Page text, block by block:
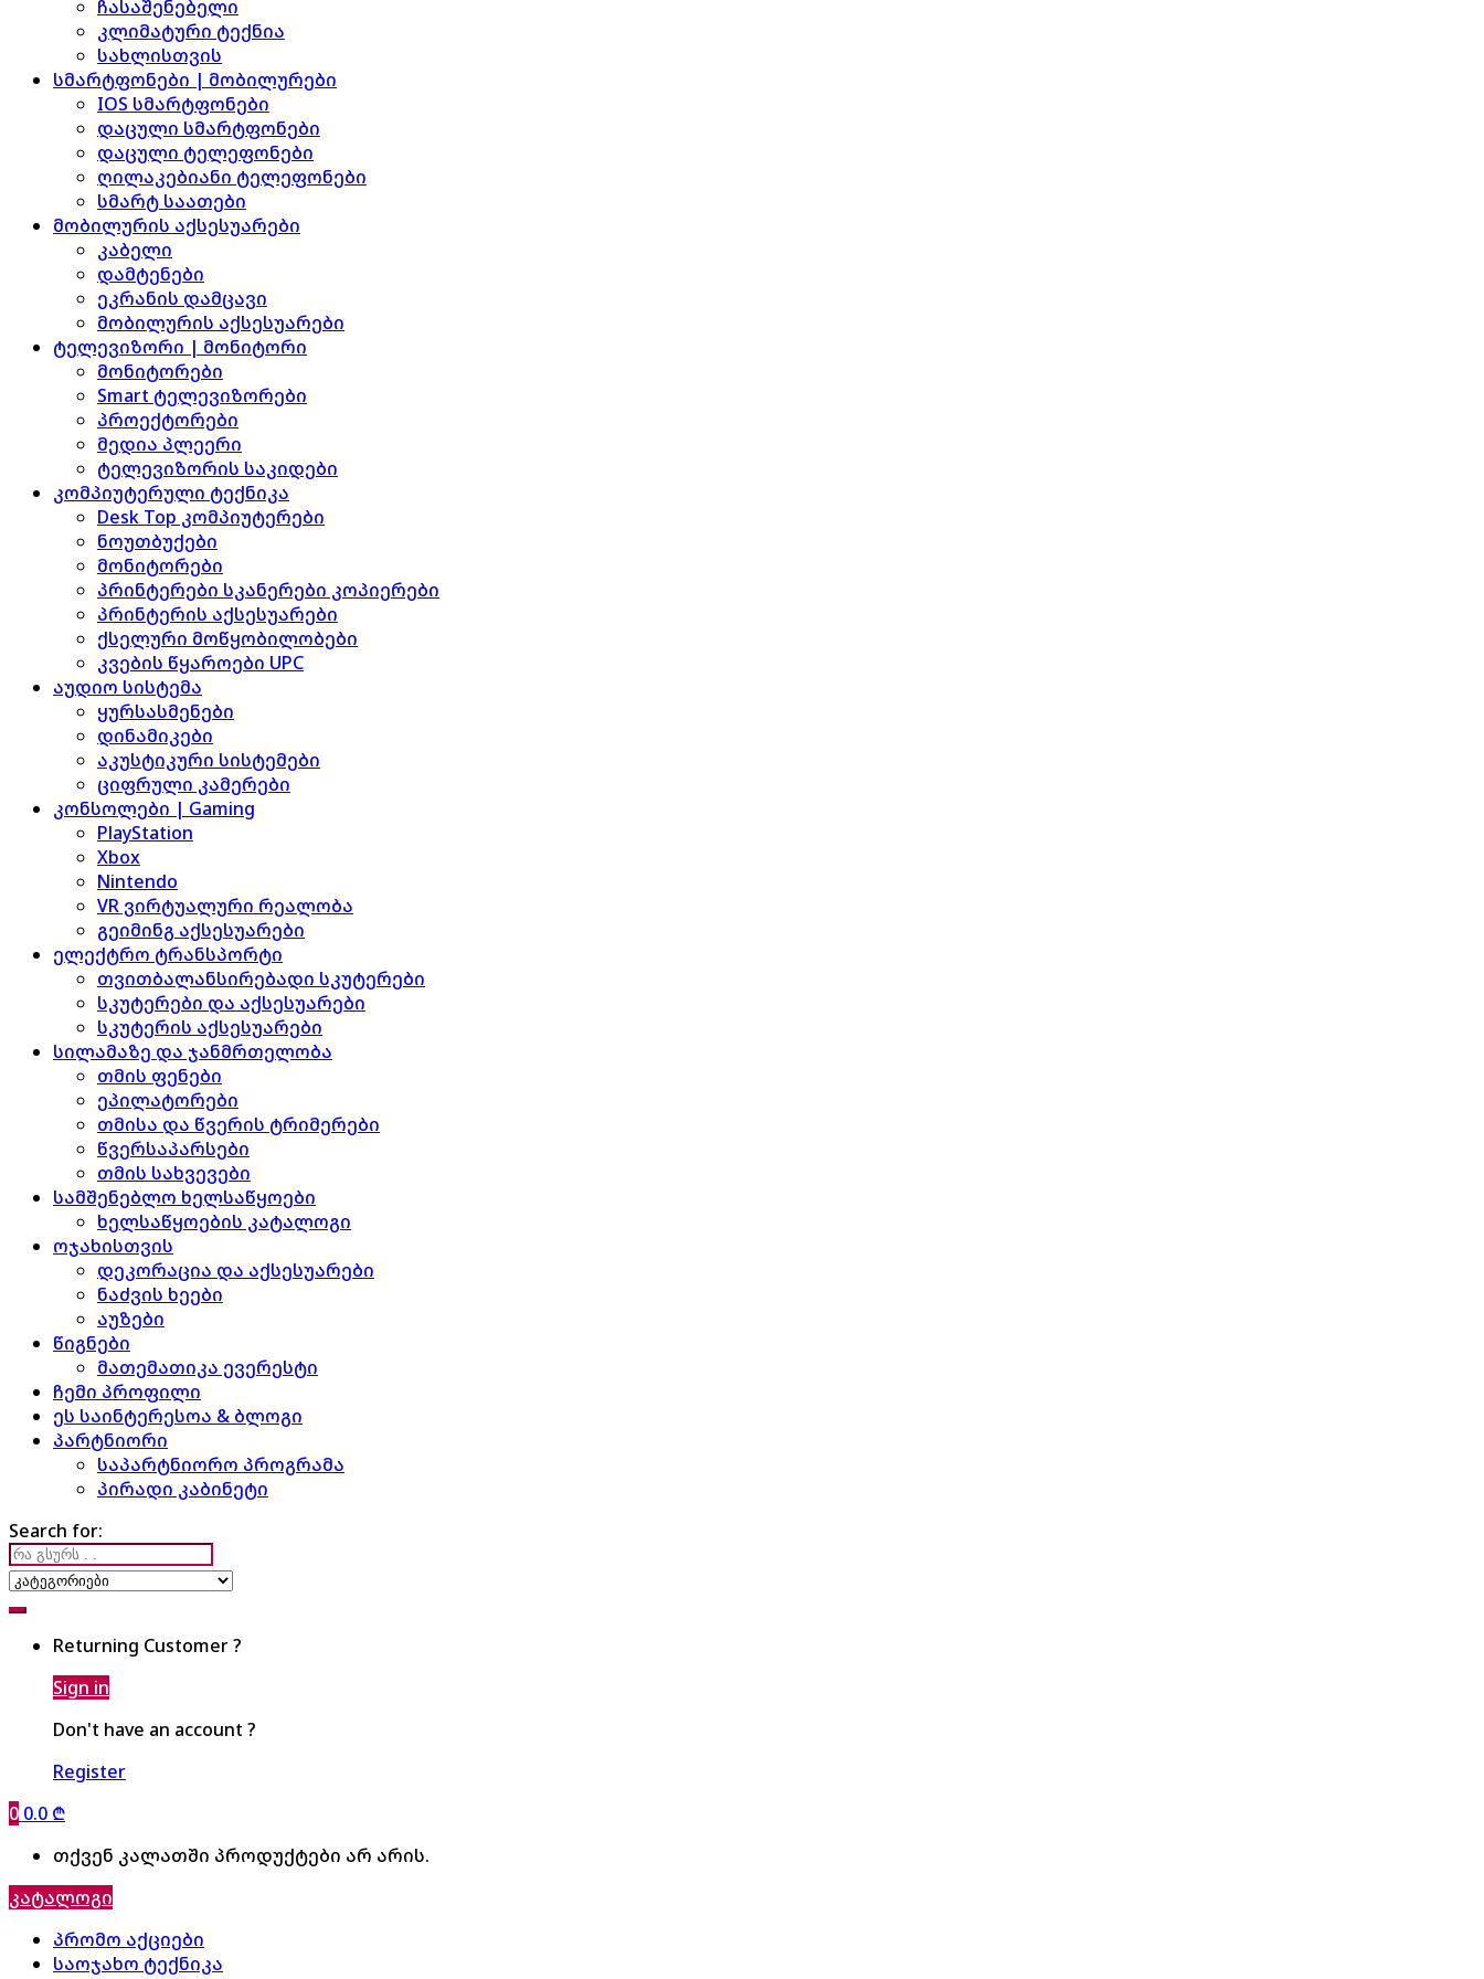
ჩასაშენებელი
კლიმატური ტექნია
სახლისთვის
სმარტფონები | მობილურები
IOS სმარტფონები
დაცული სმარტფონები
დაცული ტელეფონები
ღილაკებიანი ტელეფონები
სმარტ საათები
მობილურის აქსესუარები
კაბელი
დამტენები
ეკრანის დამცავი
მობილურის აქსესუარები
ტელევიზორი | მონიტორი
მონიტორები
Smart ტელევიზორები
პროექტორები
მედია პლეერი
ტელევიზორის საკიდები
კომპიუტერული ტექნიკა
Desk Top კომპიუტერები
ნოუთბუქები
მონიტორები
პრინტერები სკანერები კოპიერები
პრინტერის აქსესუარები
ქსელური მოწყობილობები
კვების წყაროები UPC
აუდიო სისტემა
ყურსასმენები
დინამიკები
აკუსტიკური სისტემები
ციფრული კამერები
კონსოლები | Gaming
PlayStation
Xbox
Nintendo
VR ვირტუალური რეალობა
გეიმინგ აქსესუარები
ელექტრო ტრანსპორტი
თვითბალანსირებადი სკუტერები
სკუტერები და აქსესუარები
სკუტერის აქსესუარები
სილამაზე და ჯანმრთელობა
თმის ფენები
ეპილატორები
თმისა და წვერის ტრიმერები
წვერსაპარსები
თმის სახვევები
სამშენებლო ხელსაწყოები
ხელსაწყოების კატალოგი
ოჯახისთვის
დეკორაცია და აქსესუარები
ნაძვის ხეები
აუზები
წიგნები
მათემათიკა ევერესტი
ჩემი პროფილი
ეს საინტერესოა & ბლოგი
პარტნიორი
საპარტნიორო პროგრამა
პირადი კაბინეტი
Search for:
Returning Customer ?
Sign in
Don't have an account ?
Register
0 0.0 ₾
თქვენ კალათში პროდუქტები არ არის.
კატალოგი
პრომო აქციები
საოჯახო ტექნიკა